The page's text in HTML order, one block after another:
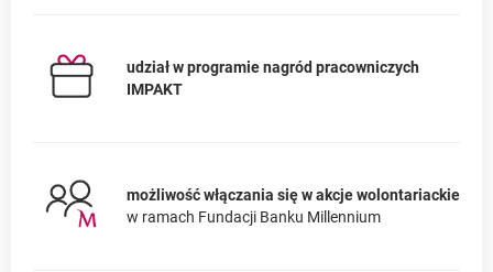
udział w programie nagród pracowniczych
IMPAKT
możliwość włączania się w akcje wolontariackie
w ramach Fundacji Banku Millennium